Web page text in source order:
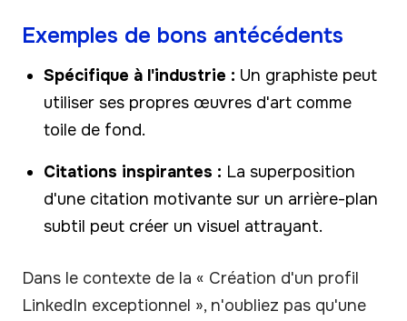
Exemples de bons antécédents
Spécifique à l'industrie : Un graphiste peut
utiliser ses propres œuvres d'art comme
toile de fond.
Citations inspirantes : La superposition
d'une citation motivante sur un arrière-plan
subtil peut créer un visuel attrayant.
Dans le contexte de la « Création d'un profil
LinkedIn exceptionnel », n'oubliez pas qu'une